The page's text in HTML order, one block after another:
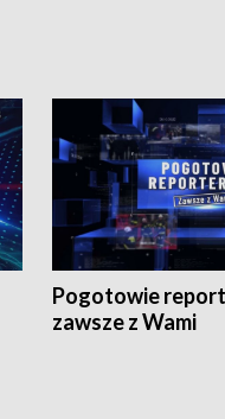
Pogotowie
zawsze z Wami